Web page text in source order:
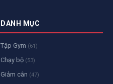
DANH MỤC
Tập Gym (61)
Chạy bộ (53)
Giảm cân (47)